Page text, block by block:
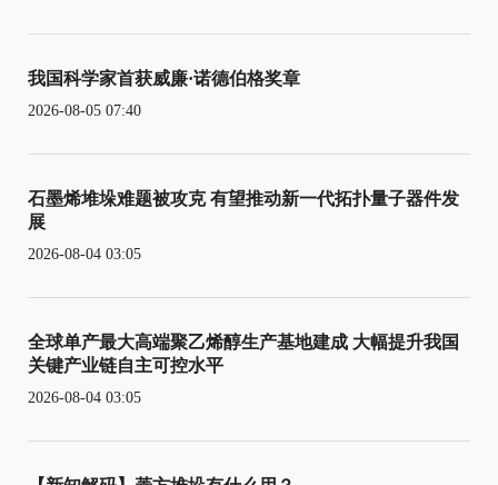
我国科学家首获威廉·诺德伯格奖章
2026-08-05 07:40
石墨烯堆垛难题被攻克 有望推动新一代拓扑量子器件发
展
2026-08-04 03:05
全球单产最大高端聚乙烯醇生产基地建成 大幅提升我国
关键产业链自主可控水平
2026-08-04 03:05